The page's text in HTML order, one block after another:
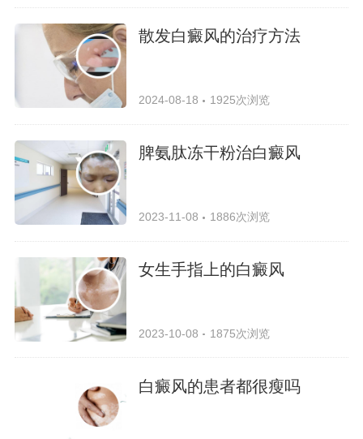
散发白癜风的治疗方法
2024-08-18 1925次浏览
脾氨肽冻干粉治白癜风
2023-11-08 1886次浏览
女生手指上的白癜风
2023-10-08 1875次浏览
白癜风的患者都很瘦吗